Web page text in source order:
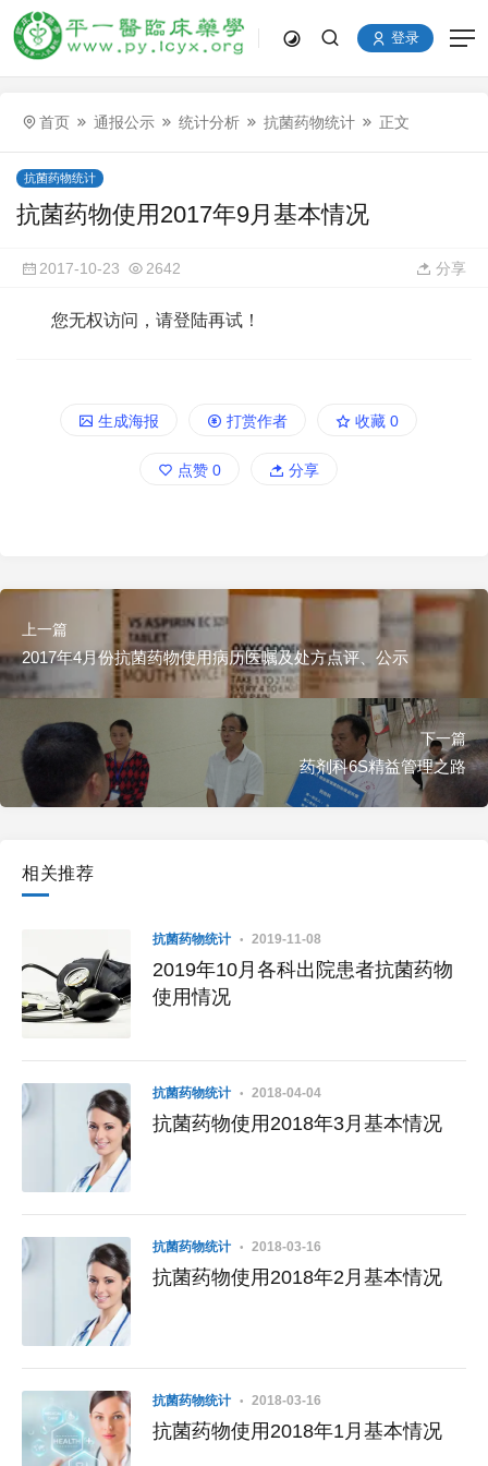
登录
首页 通报公示 统计分析 抗菌药物统计 正文
抗菌药物统计
抗菌药物使用2017年9月基本情况
2017-10-23 2642 分享
您无权访问，请登陆再试！
生成海报 打赏作者 收藏 0
点赞 0 分享
上一篇
2017年4月份抗菌药物使用病历医嘱及处方点评、公示
下一篇
药剂科6S精益管理之路
相关推荐
抗菌药物统计 2019-11-08
2019年10月各科出院患者抗菌药物
使用情况
抗菌药物统计 2018-04-04
抗菌药物使用2018年3月基本情况
抗菌药物统计 2018-03-16
抗菌药物使用2018年2月基本情况
抗菌药物统计 2018-03-16
抗菌药物使用2018年1月基本情况